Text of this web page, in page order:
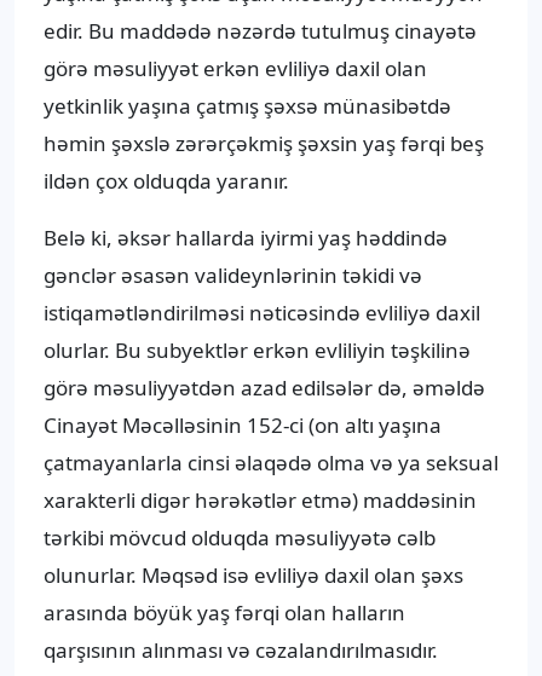
edir. Bu maddədə nəzərdə tutulmuş cinayətə
görə məsuliyyət erkən evliliyə daxil olan
yetkinlik yaşına çatmış şəxsə münasibətdə
həmin şəxslə zərərçəkmiş şəxsin yaş fərqi beş
ildən çox olduqda yaranır.
Belə ki, əksər hallarda iyirmi yaş həddində
gənclər əsasən valideynlərinin təkidi və
istiqamətləndirilməsi nəticəsində evliliyə daxil
olurlar. Bu subyektlər erkən evliliyin təşkilinə
görə məsuliyyətdən azad edilsələr də, əməldə
Cinayət Məcəlləsinin 152-ci (on altı yaşına
çatmayanlarla cinsi əlaqədə olma və ya seksual
xarakterli digər hərəkətlər etmə) maddəsinin
tərkibi mövcud olduqda məsuliyyətə cəlb
olunurlar. Məqsəd isə evliliyə daxil olan şəxs
arasında böyük yaş fərqi olan halların
qarşısının alınması və cəzalandırılmasıdır.